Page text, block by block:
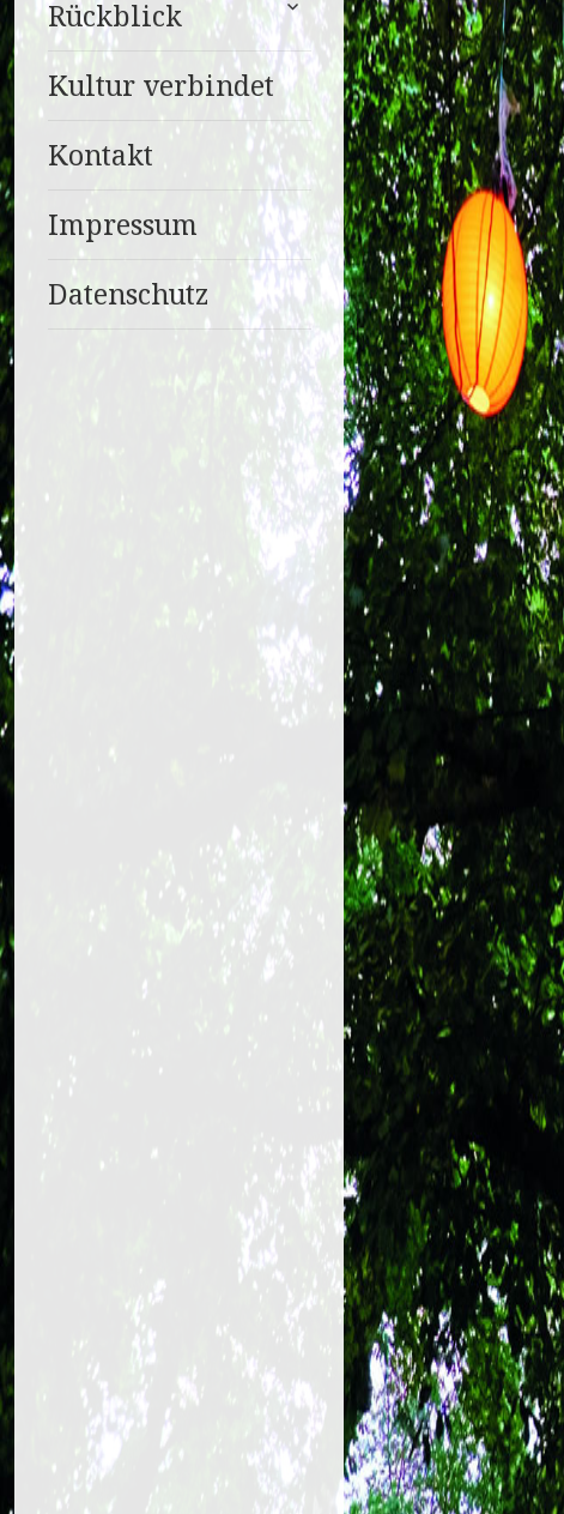
Rückblick
anzeigen
Kultur verbindet
Kontakt
Impressum
Datenschutz